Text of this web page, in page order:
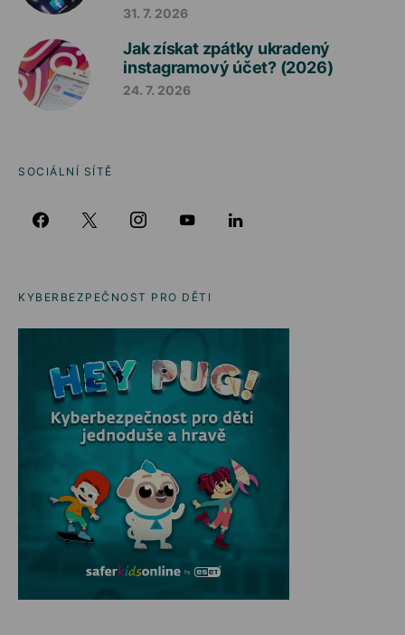
31. 7. 2026
Jak získat zpátky ukradený
instagramový účet? (2026)
24. 7. 2026
SOCIÁLNÍ SÍTĚ
KYBERBEZPEČNOST PRO DĚTI